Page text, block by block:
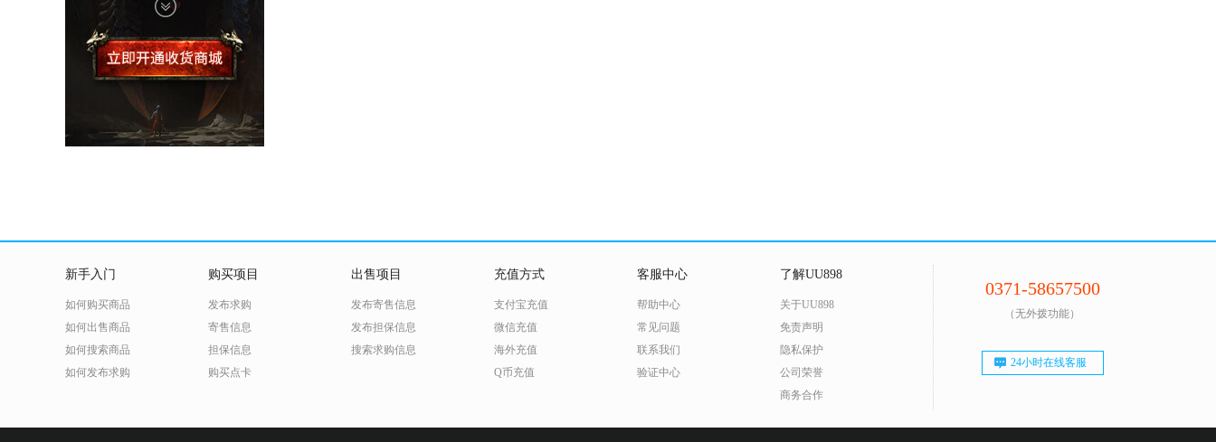
新手入门
如何购买商品
如何出售商品
如何搜索商品
如何发布求购
购买项目
发布求购
寄售信息
担保信息
购买点卡
出售项目
发布寄售信息
发布担保信息
搜索求购信息
充值方式
支付宝充值
微信充值
海外充值
Q币充值
客服中心
帮助中心
常见问题
联系我们
验证中心
了解UU898
关于UU898
免责声明
隐私保护
公司荣誉
商务合作
0371-58657500
（无外拨功能）
24小时在线客服